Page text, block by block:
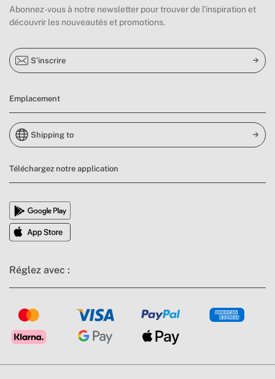
Abonnez-vous à notre newsletter pour trouver de l’inspiration et
découvrir les nouveautés et promotions.
S’inscrire
Emplacement
Shipping to
Téléchargez notre application
Réglez avec :